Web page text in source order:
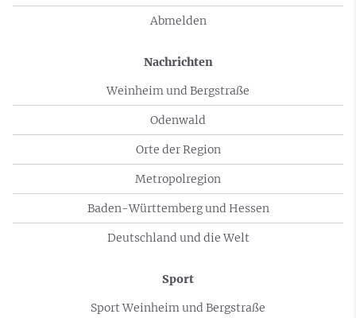
Abmelden
Nachrichten
Weinheim und Bergstraße
Odenwald
Orte der Region
Metropolregion
Baden-Württemberg und Hessen
Deutschland und die Welt
Sport
Sport Weinheim und Bergstraße